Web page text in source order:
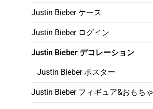
Justin Bieber ケース
Justin Bieber ログイン
Justin Bieber デコレーション
Justin Bieber ポスター
Justin Bieber フィギュア&おもちゃ